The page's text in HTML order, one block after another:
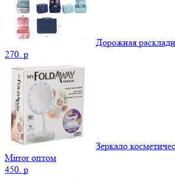
Дорожная
270. p
Зеркало
Mirror оптом
450. p